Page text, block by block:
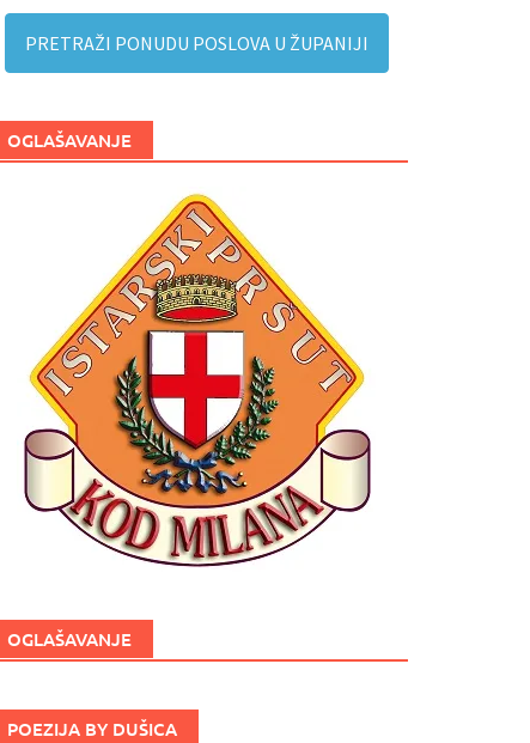
PRETRAŽI PONUDU POSLOVA U ŽUPANIJI
OGLAŠAVANJE
OGLAŠAVANJE
POEZIJA BY DUŠICA